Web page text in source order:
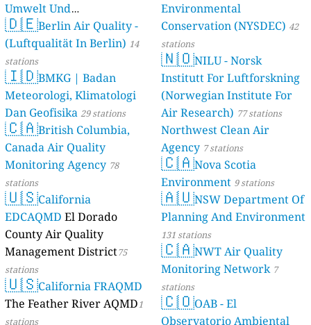
Umwelt Und
Verbraucherschutz) - LfU
46 stations
🇩🇪Berlin Air Quality -
(Luftqualität In Berlin) 14
stations
🇮🇩BMKG | Badan
Meteorologi, Klimatologi
Dan Geofisika 29 stations
🇨🇦British Columbia,
Canada Air Quality
Monitoring Agency 78
stations
🇺🇸California
EDCAQMD El Dorado
County Air Quality
Management District75
stations
🇺🇸California FRAQMD
The Feather River AQMD1
stations
Environmental
Conservation (NYSDEC) 42
stations
🇳🇴NILU - Norsk
Institutt For Luftforskning
(Norwegian Institute For
Air Research) 77 stations
Northwest Clean Air
Agency 7 stations
🇨🇦Nova Scotia
Environment 9 stations
🇦🇺NSW Department Of
Planning And Environment
131 stations
🇨🇦NWT Air Quality
Monitoring Network 7
stations
🇨🇴OAB - El
Observatorio Ambiental